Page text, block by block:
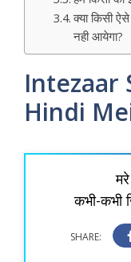
क्या किसी
नही आयेगा?
Intezaar
Hindi
कभी-कभी
SHARE: